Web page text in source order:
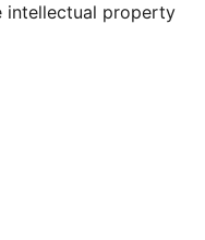
intellectual property